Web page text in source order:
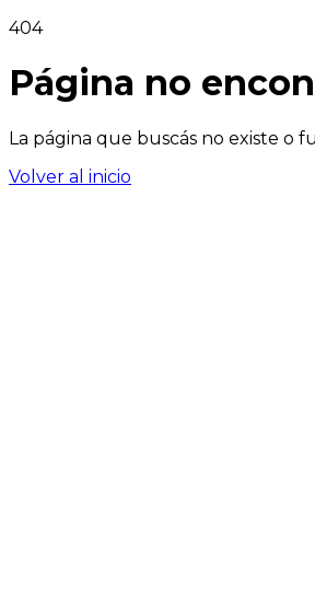
404
Página no
La página que buscás no existe o
Volver al inicio